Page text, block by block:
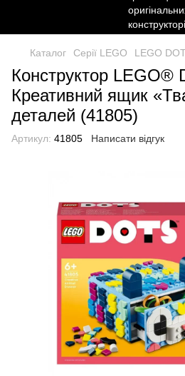
Каталог Серії LEGO LEGO
Конструктор LEGO®
Креативний ящик
деталей (41805)
Артикул: 41805 Написати відгук